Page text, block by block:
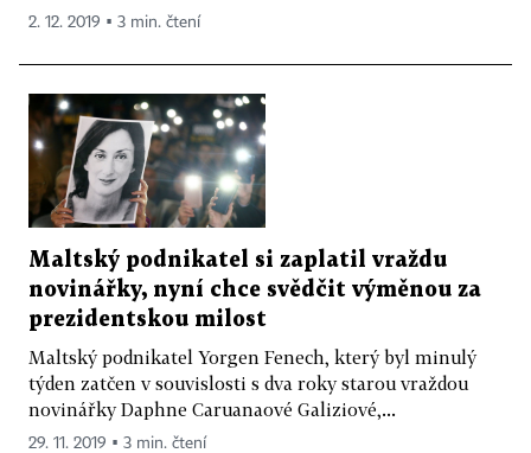
2. 12. 2019 ▪ 3 min. čtení
Maltský podnikatel si zaplatil vraždu
novinářky, nyní chce svědčit výměnou za
prezidentskou milost
Maltský podnikatel Yorgen Fenech, který byl minulý
týden zatčen v souvislosti s dva roky starou vraždou
novinářky Daphne Caruanaové Galiziové,...
29. 11. 2019 ▪ 3 min. čtení